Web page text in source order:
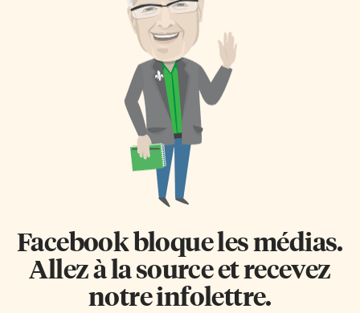
Facebook bloque les médias.
Allez à la source et recevez
notre infolettre.